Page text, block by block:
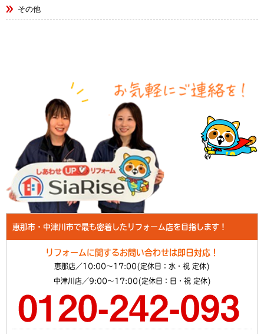
その他
恵那市・中津川市で最も密着したリフォーム店を目指します！
リフォームに関するお問い合わせは即日対応！
恵那店／10:00～17:00(定休日：水・祝 定休)
中津川店／9:00～17:00(定休日：日・祝 定休)